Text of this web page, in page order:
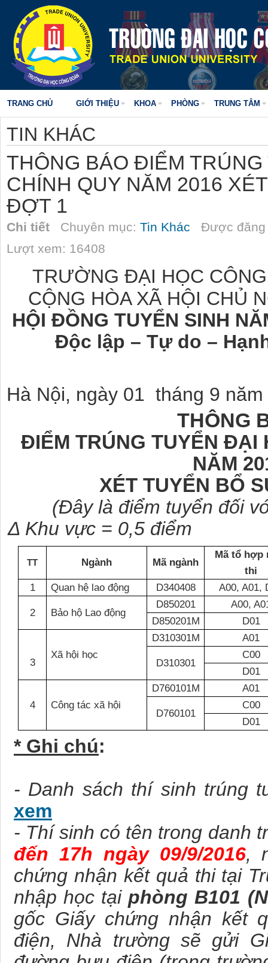
TRANG CHỦ GIỚI THIỆU KHOA PHÒNG TRUNG TÂM
TIN KHÁC
THÔNG BÁO ĐIỂM
CHÍNH QUY NĂM 2016
ĐỢT 1
Chi tiết Chuyên mục: Tin Khác Được
Lượt xem: 16408
TRƯỜNG ĐẠI HỌC
CỘNG HÒA XÃ HỘI CHỦ
HỘI ĐỒNG TUYỂN SINH
Độc lập – Tự do –
Hà Nội, ngày 01 tháng 9 năm
THÔNG
ĐIỂM TRÚNG TUYỂN ĐẠI
NĂM
XÉT TUYỂN BỔ
(Đây là điểm tuyển đối
Δ Khu vực = 0,5 điểm Δ
TT Ngành Mã ngành
Mã tổ hợp
thi
1
Quan hệ lao động D340408 A00, A01,
2 Bảo hộ Lao động
D850201
A00,
D850201M
D01
3
Xã hội học
D310301M A01
D310301
C00
D01
4 Công tác xã hội
D760101M A01
D760101
C00
D01
* Ghi chú:
- Danh sách thí sinh trúng
xem
- Thí sinh có tên trong danh
đến 17h ngày 09/9/2016,
chứng nhận kết quả thi tại
nhập học tại phòng B101
gốc Giấy chứng nhận kết
điện, Nhà trường sẽ gửi